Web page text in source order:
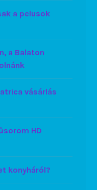
a pelusok
a Balaton
vásárlás
HD
konyháról?